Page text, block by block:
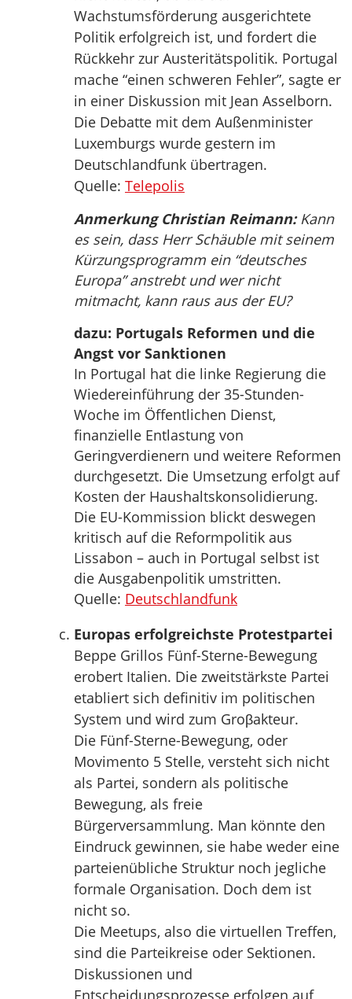
Wachstumsförderung ausgerichtete
Politik erfolgreich ist, und fordert die
Rückkehr zur Austeritätspolitik. Portugal
mache “einen schweren Fehler”, sagte er
in einer Diskussion mit Jean Asselborn.
Die Debatte mit dem Außenminister
Luxemburgs wurde gestern im
Deutschlandfunk übertragen.
Quelle: Telepolis
Anmerkung Christian Reimann:Kann
es sein, dass Herr Schäuble mit seinem
Kürzungsprogramm ein “deutsches
Europa” anstrebt und wer nicht
mitmacht, kann raus aus der EU?
dazu: Portugals Reformen und die
Angst vor Sanktionen
In Portugal hat die linke Regierung die
Wiedereinführung der 35-Stunden-
Woche im Öffentlichen Dienst,
finanzielle Entlastung von
Geringverdienern und weitere Reformen
durchgesetzt. Die Umsetzung erfolgt auf
Kosten der Haushaltskonsolidierung.
Die EU-Kommission blickt deswegen
kritisch auf die Reformpolitik aus
Lissabon – auch in Portugal selbst ist
die Ausgabenpolitik umstritten.
Quelle: Deutschlandfunk
Europas erfolgreichste Protestpartei
Beppe Grillos Fünf-Sterne-Bewegung
erobert Italien. Die zweitstärkste Partei
etabliert sich definitiv im politischen
System und wird zum Groβakteur.
Die Fünf-Sterne-Bewegung, oder
Movimento 5 Stelle, versteht sich nicht
als Partei, sondern als politische
Bewegung, als freie
Bürgerversammlung. Man könnte den
Eindruck gewinnen, sie habe weder eine
parteienübliche Struktur noch jegliche
formale Organisation. Doch dem ist
nicht so.
Die Meetups, also die virtuellen Treffen,
sind die Parteikreise oder Sektionen.
Diskussionen und
Entscheidungsprozesse erfolgen auf